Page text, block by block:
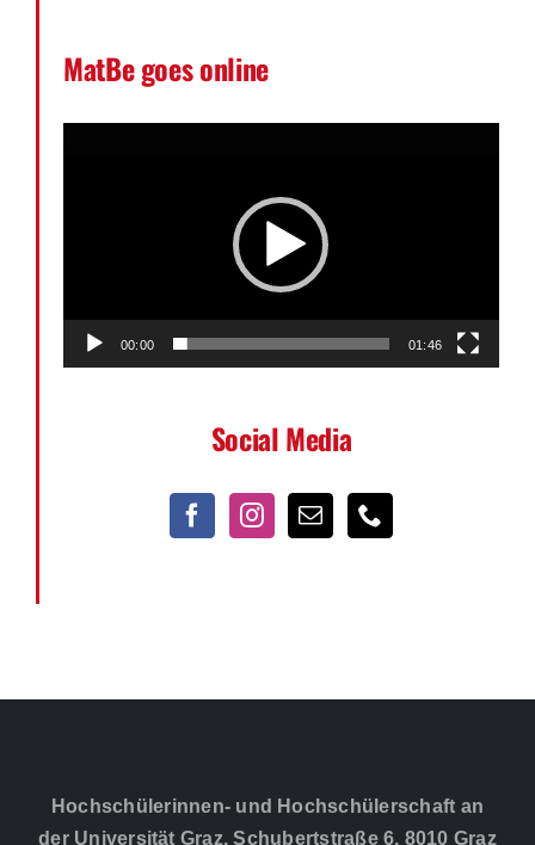
MatBe goes online
00:00 01:46
Social Media
Hochschülerinnen- und Hochschülerschaft an
der Universität Graz, Schubertstraße 6, 8010 Graz